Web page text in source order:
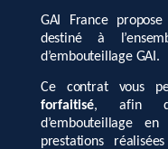
GAI France
destiné à
d’embouteillage GAI.
Ce contrat vous
forfaitisé, afin
d’embouteillage
prestations